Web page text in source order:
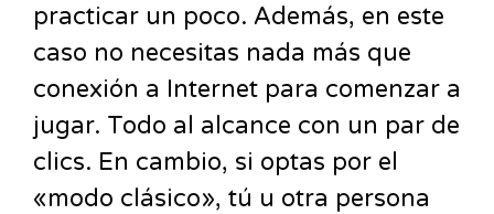
practicar un poco. Además, en este
caso no necesitas nada más que
conexión a Internet para comenzar a
jugar. Todo al alcance con un par de
clics. En cambio, si optas por el
«modo clásico», tú u otra persona